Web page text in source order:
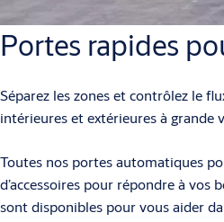
Portes rapides
Séparez les zones et contrôlez le
intérieures et extérieures à grande
Toutes nos portes automatiques
d’accessoires pour répondre à
sont disponibles pour vous aider